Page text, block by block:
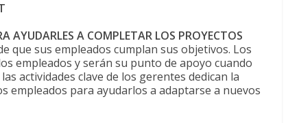
AYUDARLES A COMPLETAR LOS PROYECTOS
que sus empleados cumplan sus objetivos. Los
empleados y serán su punto de apoyo cuando
actividades clave de los gerentes dedican la
empleados para ayudarlos a adaptarse a nuevos